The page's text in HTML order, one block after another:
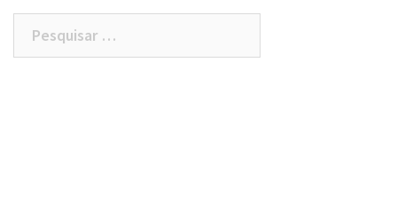
Pesquisar
por: